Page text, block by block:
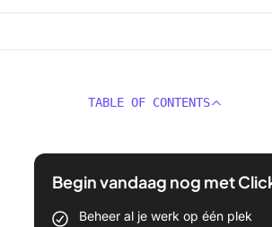
TABLE OF CONTENTS
Begin vandaag nog met
Beheer al je werk op één plek